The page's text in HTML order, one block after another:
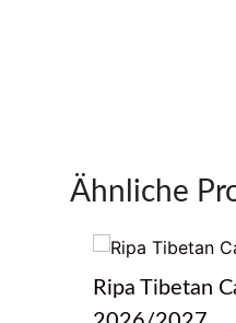
Ähnliche
Ripa Tibetan